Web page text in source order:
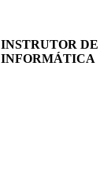
INSTRUTOR DE
INFORMÁTICA